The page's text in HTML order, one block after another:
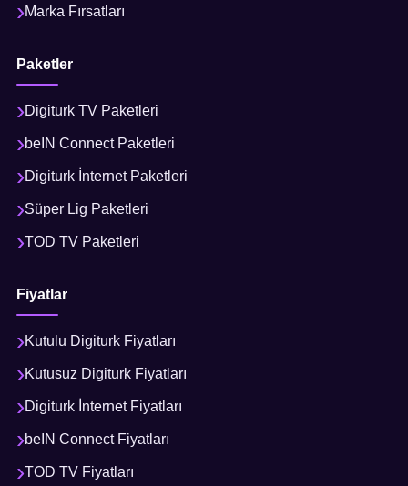
Marka Fırsatları
Paketler
Digiturk TV Paketleri
beIN Connect Paketleri
Digiturk İnternet Paketleri
Süper Lig Paketleri
TOD TV Paketleri
Fiyatlar
Kutulu Digiturk Fiyatları
Kutusuz Digiturk Fiyatları
Digiturk İnternet Fiyatları
beIN Connect Fiyatları
TOD TV Fiyatları